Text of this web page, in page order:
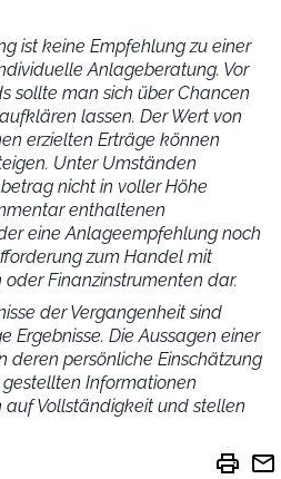
ist keine Empfehlung zu einer
Anlageberatung. Vor
sollte man sich über Chancen
lassen. Der Wert von
erzielten Erträge können
Unter Umständen
nicht in voller Höhe
enthaltenen
eine Anlageempfehlung noch
zum Handel mit
Finanzinstrumenten dar.
der Vergangenheit sind
Ergebnisse. Die Aussagen einer
deren persönliche Einschätzung
gestellten Informationen
auf Vollständigkeit und stellen
print mail